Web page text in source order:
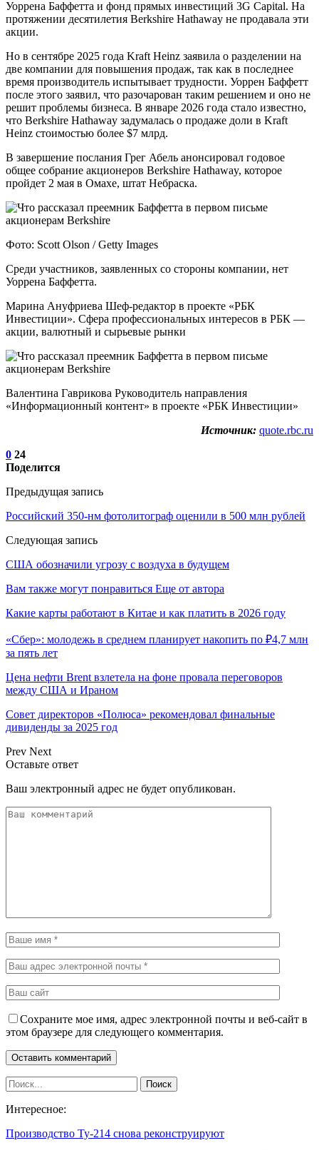
Уоррена Баффетта и фонд прямых инвестиций 3G Capital. На
протяжении десятилетия Berkshire Hathaway не продавала эти
акции.
Но в сентябре 2025 года Kraft Heinz заявила о разделении на
две компании для повышения продаж, так как в последнее
время производитель испытывает трудности. Уоррен Баффетт
после этого заявил, что разочарован таким решением и оно не
решит проблемы бизнеса. В январе 2026 года стало известно,
что Berkshire Hathaway задумалась о продаже доли в Kraft
Heinz стоимостью более $7 млрд.
В завершение послания Грег Абель анонсировал годовое
общее собрание акционеров Berkshire Hathaway, которое
пройдет 2 мая в Омахе, штат Небраска.
Фото: Scott Olson / Getty Images
Среди участников, заявленных со стороны компании, нет
Уоррена Баффетта.
Марина Ануфриева Шеф-редактор в проекте «РБК
Инвестиции». Сфера профессиональных интересов в РБК —
акции, валютный и сырьевые рынки
Валентина Гаврикова Руководитель направления
«Информационный контент» в проекте «РБК Инвестиции»
Источник: quote.rbc.ru
0 24
Поделится
Предыдущая запись
Российский 350-нм фотолитограф оценили в 500 млн рублей
Следующая запись
США обозначили угрозу с воздуха в будущем
Вам также могут понравиться Еще от автора
Какие карты работают в Китае и как платить в 2026 году
«Сбер»: молодежь в среднем планирует накопить по ₽4,7 млн
за пять лет
Цена нефти Brent взлетела на фоне провала переговоров
между США и Ираном
Совет директоров «Полюса» рекомендовал финальные
дивиденды за 2025 год
Prev Next
Оставьте ответ
Ваш электронный адрес не будет опубликован.
Сохраните мое имя, адрес электронной почты и веб-сайт в
этом браузере для следующего комментария.
Интересное:
Производство Ту-214 снова реконструируют